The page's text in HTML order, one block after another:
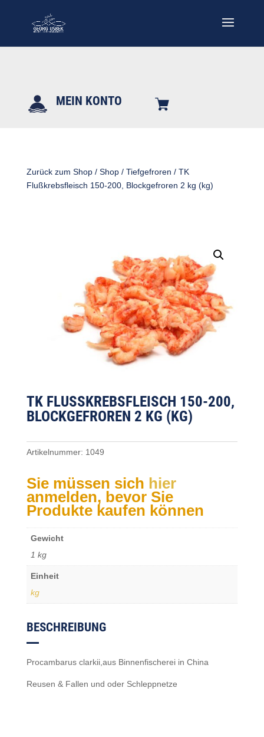
MEIN KONTO
Zurück zum Shop/ Shop/ Tiefgefroren / TK
Flußkrebsfleisch 150-200, Blockgefroren 2 kg (kg)
TK FLUSSKREBSFLEISCH 150-200, B
LOCKGEFROREN 2 KG (KG)
Artikelnummer: 1049
Sie müssen sich hier
anmelden, bevor Sie
Produkte kaufen können
Gewicht
1 kg
Einheit
kg
BESCHREIBUNG
Procambarus clarkii,aus Binnenfischerei in China
Reusen & Fallen und oder Schleppnetze